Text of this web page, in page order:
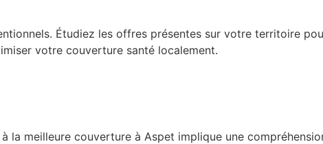
Étudiez les offres présentes sur votre territoire
votre couverture santé localement.
meilleure couverture à Aspet implique une